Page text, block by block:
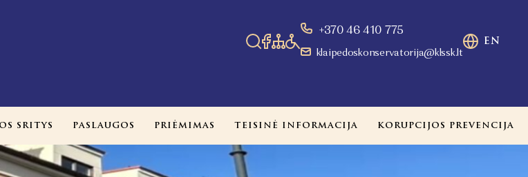
+370 46 410 775
klaipedoskonservatorija@klssk.lt
EN
SRITYS PASLAUGOS PRIĖMIMAS TEISINĖ INFORMACIJA KORUPCIJOS PREVENCIJA